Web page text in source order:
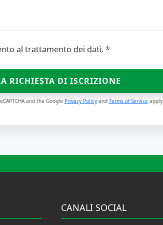
al trattamento dei dati. *
RICHIESTA DI ISCRIZIONE
and the Google Privacy Policyand Terms of Service
CANALI SOCIAL